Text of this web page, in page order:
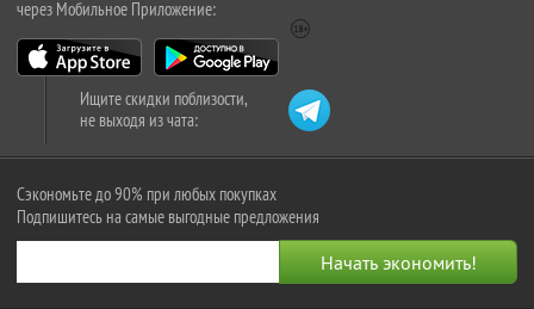
через Мобильное Приложение:
Ищите скидки поблизости,
не выходя из чата:
Сэкономьте до 90% при любых покупках
Подпишитесь на самые выгодные предложения